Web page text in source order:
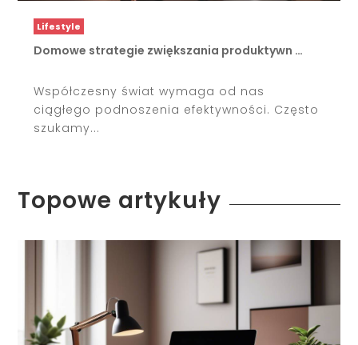
Lifestyle
Domowe strategie zwiększania produktywn …
Współczesny świat wymaga od nas
ciągłego podnoszenia efektywności. Często
szukamy...
Topowe artykuły